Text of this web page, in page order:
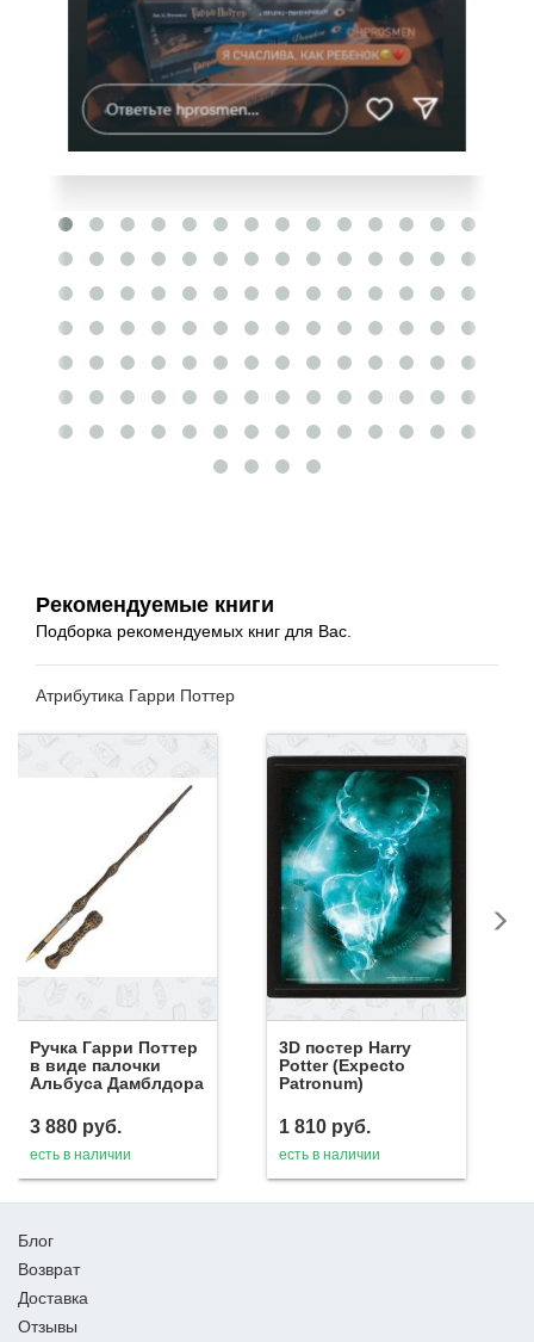
Рекомендуемые книги
Подборка рекомендуемых книг для Вас.
Атрибутика Гарри Поттер
Ручка Гарри Поттер
в виде палочки
Альбуса Дамблдора
3 880 руб.
есть в наличии
3D постер Harry
Potter (Expecto
Patronum)
1 810 руб.
есть в наличии
Блог
Возврат
Доставка
Отзывы